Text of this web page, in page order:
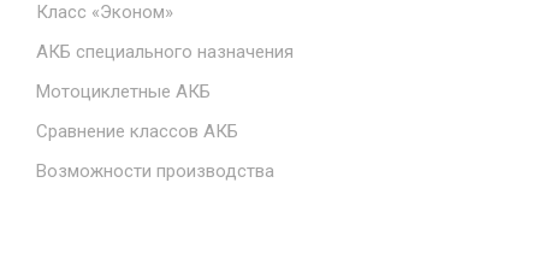
Класс «Эконом»
АКБ специального назначения
Мотоциклетные АКБ
Сравнение классов АКБ
Возможности производства